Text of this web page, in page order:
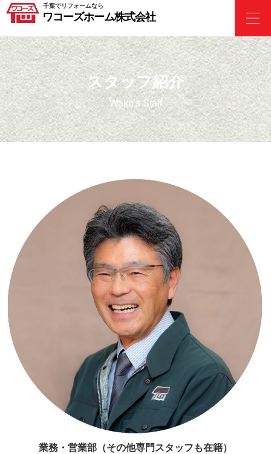
千葉でリフォームなら
ワコーズホーム株式会社
スタッフ紹介
Wako's Staff
業務・営業部（その他専門スタッフも在籍）